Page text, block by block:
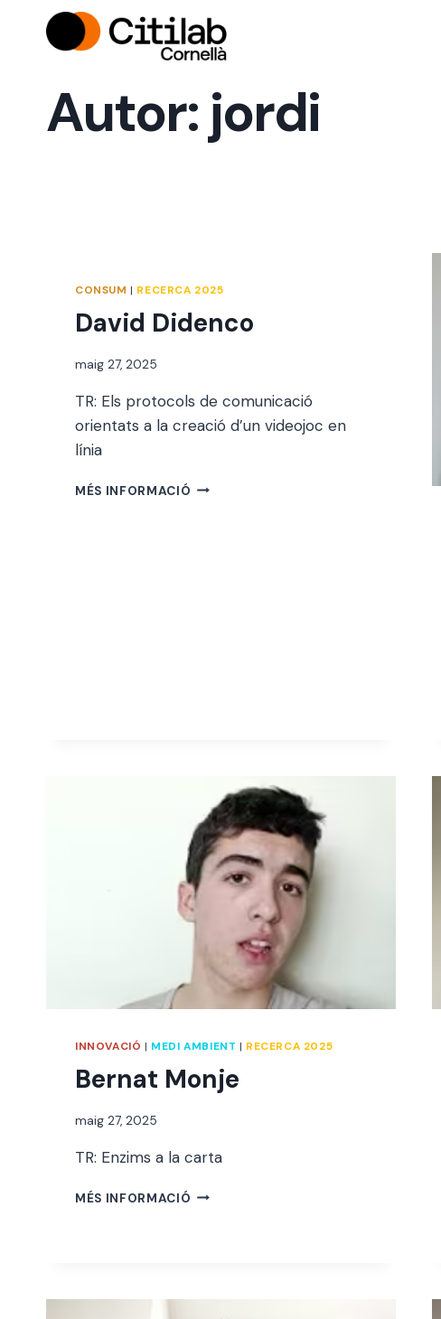
Autor: jordi
CONSUM | RECERCA 2025
David Didenco
Per
maig 27, 2025
TR: Els protocols de comunicació
orientats a la creació d’un videojoc en
línia
MÉS INFORMACIÓ DAVID
INNOVACIÓ | MEDI AMBIENT | RECERCA 2025
Bernat Monje
Per
maig 27, 2025
TR: Enzims a la carta
MÉS INFORMACIÓ BERNAT